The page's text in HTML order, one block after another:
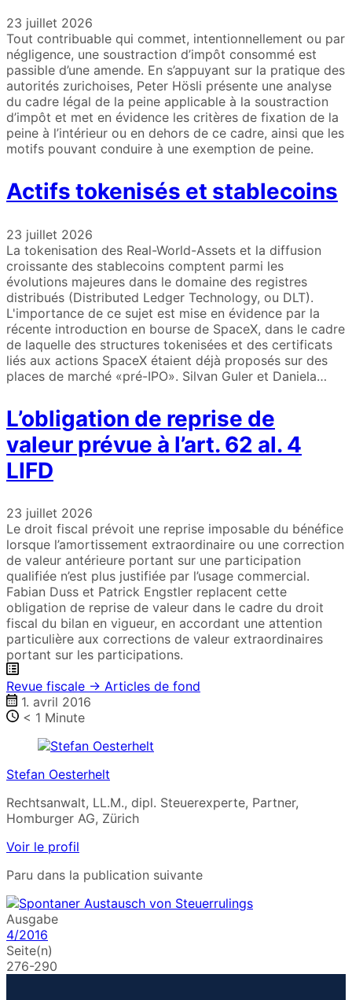
23 juillet 2026
Tout contribuable qui commet, intentionnellement ou par
négligence, une soustraction d’impôt consommé est
passible d’une amende. En s’appuyant sur la pratique des
autorités zurichoises, Peter Hösli présente une analyse
du cadre légal de la peine applicable à la soustraction
d’impôt et met en évidence les critères de fixation de la
peine à l’intérieur ou en dehors de ce cadre, ainsi que les
motifs pouvant conduire à une exemption de peine.
Actifs tokenisés et stablecoins
23 juillet 2026
La tokenisation des Real-World-Assets et la diffusion
croissante des stablecoins comptent parmi les
évolutions majeures dans le domaine des registres
distribués (Distributed Ledger Technology, ou DLT).
L'importance de ce sujet est mise en évidence par la
récente introduction en bourse de SpaceX, dans le cadre
de laquelle des structures tokenisées et des certificats
liés aux actions SpaceX étaient déjà proposés sur des
places de marché «pré-IPO». Silvan Guler et Daniela…
L’obligation de reprise de
valeur prévue à l’art. 62 al. 4
LIFD
23 juillet 2026
Le droit fiscal prévoit une reprise imposable du bénéfice
lorsque l’amortissement extraordinaire ou une correction
de valeur antérieure portant sur une participation
qualifiée n’est plus justifiée par l’usage commercial.
Fabian Duss et Patrick Engstler replacent cette
obligation de reprise de valeur dans le cadre du droit
fiscal du bilan en vigueur, en accordant une attention
particulière aux corrections de valeur extraordinaires
portant sur les participations.
Revue fiscale → Articles de fond
1. avril 2016
< 1 Minute
Stefan Oesterhelt
Rechtsanwalt, LL.M., dipl. Steuerexperte, Partner,
Homburger AG, Zürich
Voir le profil
Paru dans la publication suivante
Ausgabe
4/2016
Seite(n)
276-290